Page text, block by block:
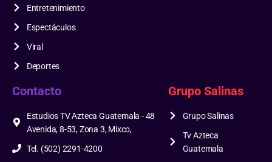
Entretenimiento
Espectáculos
Viral
Deportes
Contacto
Estudios TV Azteca Guatemala - 48
Avenida, 8-53, Zona 3, Mixco,
Tel. (502) 2291-4200
Grupo Salinas
Grupo Salinas
Tv Azteca
Guatemala